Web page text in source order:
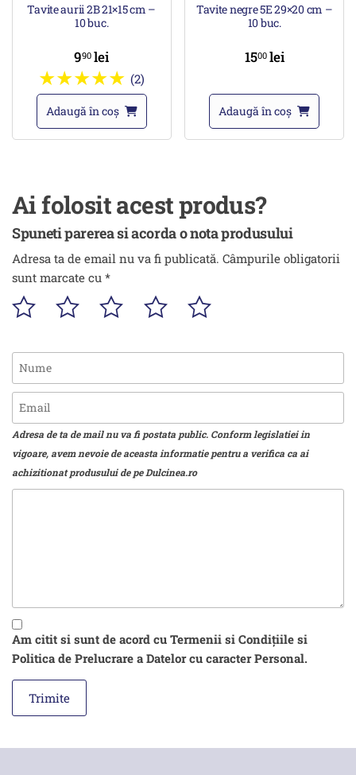
Tavite aurii 2B 21×15 cm –
10 buc.
990lei
(2)
Adaugă în coș
Tavite negre 5E 29×20 cm –
10 buc.
1500 lei
Adaugă în coș
Ai folosit acest produs?
Spuneti parerea si acorda o nota produsului
Adresa ta de email nu va fi publicată. Câmpurile obligatorii
sunt marcate cu *
Adresa de ta de mail nu va fi postata public. Conform legislatiei in
vigoare, avem nevoie de aceasta informatie pentru a verifica ca ai
achizitionat produsului de pe Dulcinea.ro
Am citit si sunt de acord cu Termenii si Condițiile si
Politica de Prelucrare a Datelor cu caracter Personal.